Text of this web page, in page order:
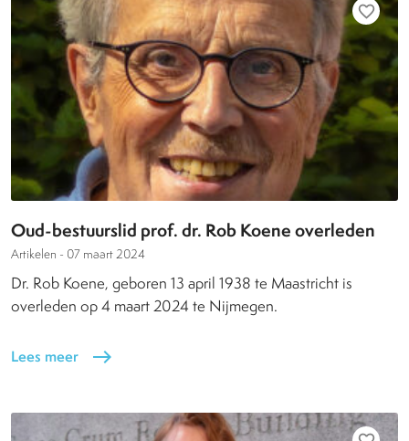
favorite_border
Oud-bestuurslid prof. dr. Rob Koene overleden
Artikelen - 07 maart 2024
Dr. Rob Koene, geboren 13 april 1938 te Maastricht is
overleden op 4 maart 2024 te Nijmegen.
Lees meer east